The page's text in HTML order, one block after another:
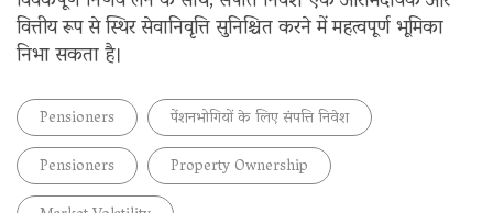
वित्तीय रूप से स्थिर सेवानिवृत्ति सुनिश्चित करने में महत्वपूर्ण भूमिका
निभा सकता है।
Pensioners
पेंशनभोगियों के लिए संपत्ति निवेश
Pensioners
Property Ownership